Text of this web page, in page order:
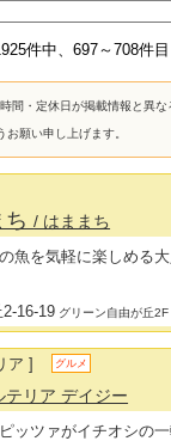
件中、697～708件
間・定休日が掲載情報と異
願い申し上げます。
ち/ はままち
魚を気軽に楽しめる
16-19 グリーン自由が丘2F
ア ] グルメ
テリア デイジー
ッツァがイチオシの